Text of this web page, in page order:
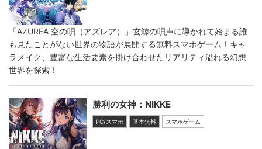
「AZUREA 空の唄（アズレア）」玄鯨の唄声に導かれて始まる誰
も見たことがない世界の物語が展開する無料スマホゲーム！キャ
ラメイク、豊富な生活要素を掛け合わせたリアリティ溢れる幻想
世界を探索！
勝利の女神：NIKKE
PC/スマホ 基本無料 スマホゲーム